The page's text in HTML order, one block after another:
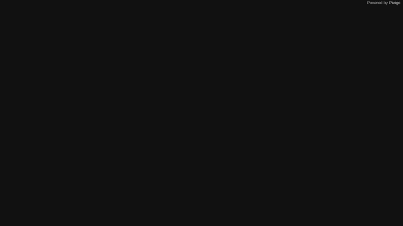
Powered by Piwigo